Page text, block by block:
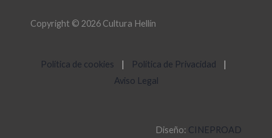
Copyright © 2026 Cultura Hellín
Política de cookies | Política de Privacidad
|
Aviso Legal
Diseño: CINEPROAD